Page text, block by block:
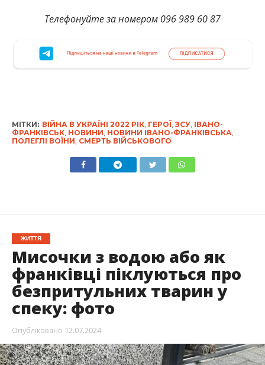
Телефонуйте за номером 096 989 60 87
МІТКИ: ВІЙНА В УКРАЇНІ 2022 РІК, ГЕРОЇ, ЗСУ, ІВАНО-
ФРАНКІВСЬК, НОВИНИ, НОВИНИ ІВАНО-ФРАНКІВСЬКА,
ПОЛЕГЛІ ВОЇНИ, СМЕРТЬ ВІЙСЬКОВОГО
ЖИТТЯ
Мисочки з водою або як
франківці піклуються про
безпритульних тварин у
спеку: фото
Опубліковано 12.07.2024